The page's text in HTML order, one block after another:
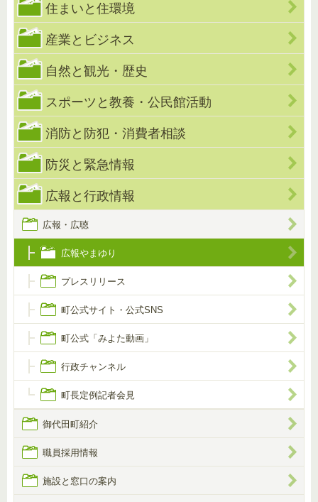
住まいと住環境
産業とビジネス
自然と観光・歴史
スポーツと教養・公民館活動
消防と防犯・消費者相談
防災と緊急情報
広報と行政情報
広報・広聴
広報やまゆり
プレスリリース
町公式サイト・公式SNS
町公式「みよた動画」
行政チャンネル
町長定例記者会見
御代田町紹介
職員採用情報
施設と窓口の案内